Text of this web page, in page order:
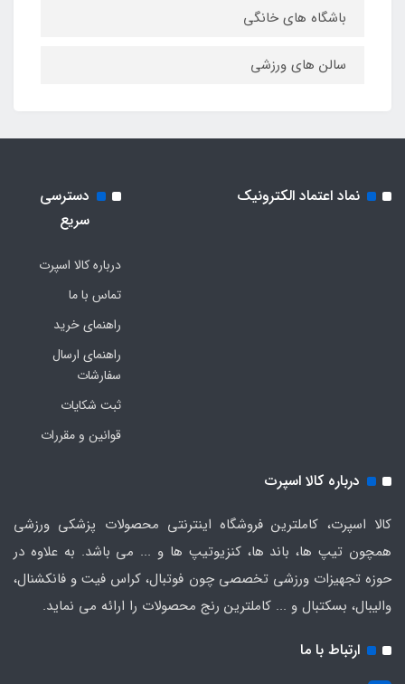
باشگاه های خانگی
سالن های ورزشی
نماد اعتماد الکترونیک
دسترسی
سریع
درباره کالا اسپرت
تماس با ما
راهنمای خرید
راهنمای ارسال
سفارشات
ثبت شکایات
قوانین و مقررات
درباره کالا اسپرت
کالا اسپرت، کاملترین فروشگاه اینترنتی محصولات پزشکی ورزشی
همچون تیپ ها، باند ها، کنزیوتیپ ها و ... می باشد. به علاوه در
حوزه تجهیزات ورزشی تخصصی چون فوتبال، کراس فیت و فانکشنال،
والیبال، بسکتبال و ... کاملترین رنج محصولات را ارائه می نماید.
ارتباط با ما